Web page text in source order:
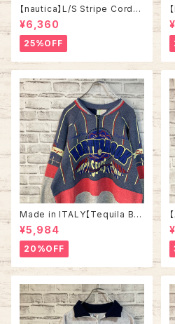
【nautica】L/S Stripe Cordur
oy Shirt L 90s ノーティカ スト
ライプ コーデュロイ シャツ ボタ
ンダウン 長袖 ワンポイントロゴ
刺繍ロゴ 旧タグ USA アメリカ
古着
¥6,360
25%OFF
Made in ITALY【Tequila Bo
om】L/S Sweat/Trainer XL 9
0s ハーフジップスウェット トレ
ーナー マルチカラー レーシング
イタリア製 Euro ユーロ 古着
¥5,984
20%OFF
n